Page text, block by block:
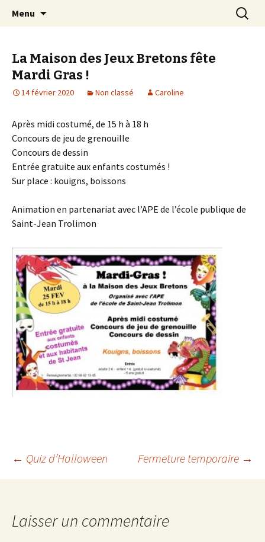
La Maison des Jeux Bretons –
Saint-Jean Trolimon
du fun en jouant @ Saint-Jean Trolimon –
Finistère
Menu
principal
La Maison des Jeux Bretons fête
Mardi Gras !
14 février 2020 Non classé Caroline
Après midi costumé, de 15 h à 18 h
Concours de jeu de grenouille
Concours de dessin
Entrée gratuite aux enfants costumés !
Sur place : kouigns, boissons
Animation en partenariat avec l’APE de l’école publique de
Saint-Jean Trolimon
Navigation
des
← Quiz d’Halloween Fermeture temporaire →
Laisser un commentaire